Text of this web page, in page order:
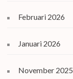
Februari 2026
Januari 2026
November 2025